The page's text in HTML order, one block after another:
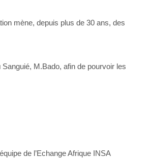
mène, depuis plus de 30 ans, des
M.Bado, afin de pourvoir les
de l’Echange Afrique INSA